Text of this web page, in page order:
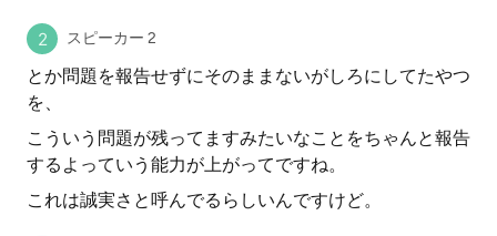
スピーカー 2
とか問題を報告せずにそのままないがしろにしてたやつ
を、
こういう問題が残ってますみたいなことをちゃんと報告
するよっていう能力が上がってですね。
これは誠実さと呼んでるらしいんですけど。